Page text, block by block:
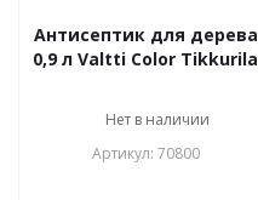
Антисептик для дерева
0,9 л Valtti Color Tikkurila
Нет в наличии
Артикул: 70800